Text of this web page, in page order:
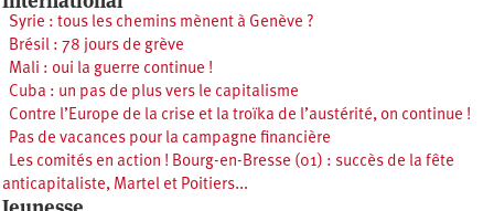
Syrie : tous les chemins mènent à Genève ?
Brésil : 78 jours de grève
Mali : oui la guerre continue !
Cuba : un pas de plus vers le capitalisme
Contre l’Europe de la crise et la troïka de l’austérité, on continue !
Pas de vacances pour la campagne financière
Les comités en action ! Bourg-en-Bresse (01) : succès de la fête
anticapitaliste, Martel et Poitiers...